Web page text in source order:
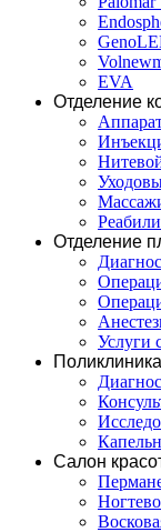
EVA
Отделение
Отделение
Услуги
Поликлиника
Салон